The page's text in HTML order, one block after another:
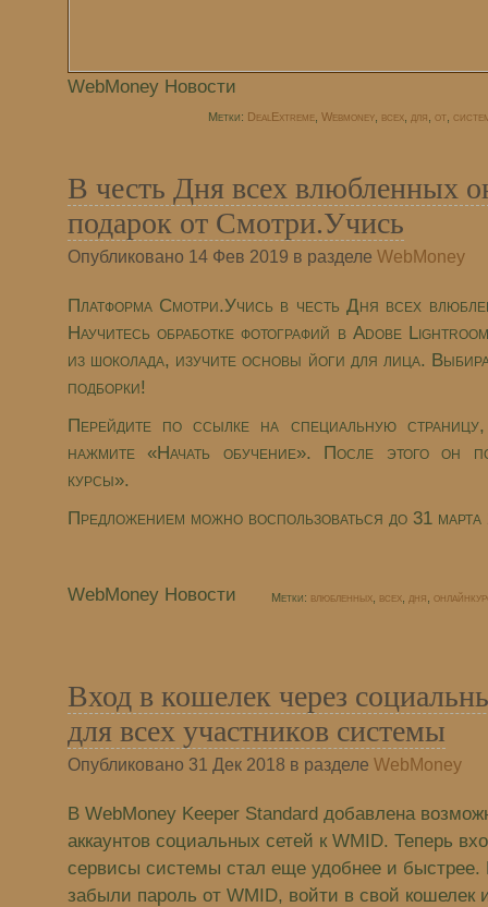
WebMoney Новости
Метки: DealExtreme, Webmoney, всех, для от
В честь Дня всех влюбленных
подарок от Смотри.Учись
Опубликовано 14 Фев 2019 в разделе WebMoney
Платформа Смотри.Учись в честь Дня всех
Научитесь обработке фотографий в Adobe
из шоколада, изучите основы йоги для лица.
подборки!
Перейдите по ссылке на специальную
нажмите «Начать обучение». После этого он
курсы».
Предложением можно воспользоваться до 31 марта
WebMoney Новости Метки: влюбленных, всех, дня
Вход в кошелек через
для всех участников системы
Опубликовано 31 Дек 2018 в разделе WebMoney
В WebMoney Keeper Standard добавлена
аккаунтов социальных сетей к WMID. Теперь
сервисы системы стал еще удобнее и
забыли пароль от WMID, войти в свой кошелек